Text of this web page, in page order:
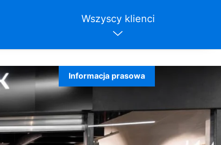
Wszyscy klienci
Informacja prasowa